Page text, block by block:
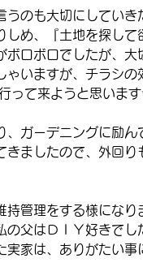
のも大切にしていき
め、『土地を探して
ロボロでしたが、大
いますが、チラシの
って来ようと思います
ガーデニングに励ん
ましたので、外回り
管理をする様になり
父はＤＩＹ好きでし
家は、ありがたい事